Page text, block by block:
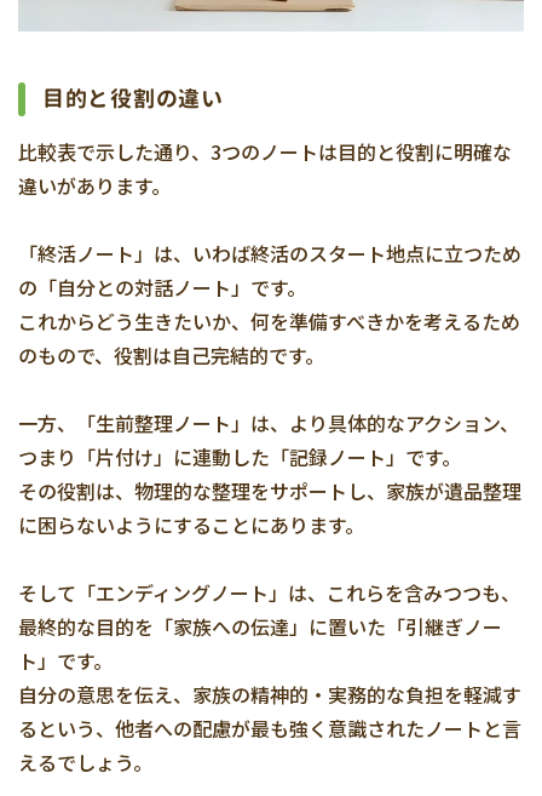
目的と役割の違い
比較表で示した通り、3つのノートは目的と役割に明確な
違いがあります。
「終活ノート」は、いわば終活のスタート地点に立つため
の「自分との対話ノート」です。
これからどう生きたいか、何を準備すべきかを考えるため
のもので、役割は自己完結的です。
一方、「生前整理ノート」は、より具体的なアクション、
つまり「片付け」に連動した「記録ノート」です。
その役割は、物理的な整理をサポートし、家族が遺品整理
に困らないようにすることにあります。
そして「エンディングノート」は、これらを含みつつも、
最終的な目的を「家族への伝達」に置いた「引継ぎノー
ト」です。
自分の意思を伝え、家族の精神的・実務的な負担を軽減す
るという、他者への配慮が最も強く意識されたノートと言
えるでしょう。